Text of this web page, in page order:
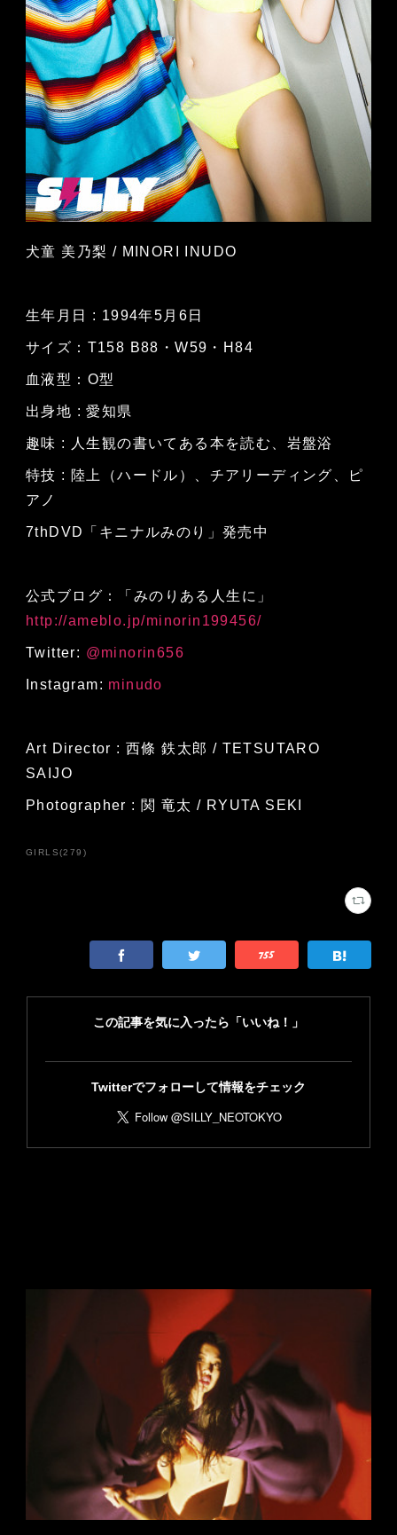
犬童 美乃梨 / MINORI INUDO
生年月日 : 1994年5月6日
サイズ：T158 B88・W59・H84
血液型：O型
出身地 : 愛知県
趣味 : 人生観の書いてある本を読む、岩盤浴
特技 : 陸上（ハードル）、チアリーディング、ピ
アノ
7thDVD「キニナルみのり」発売中
公式ブログ：「みのりある人生に」
http://ameblo.jp/minorin199456/
Twitter: @minorin656
Instagram: minudo
Art Director : 西條 鉄太郎 / TETSUTARO
SAIJO
Photographer : 関 竜太 / RYUTA SEKI
GIRLS(279 )